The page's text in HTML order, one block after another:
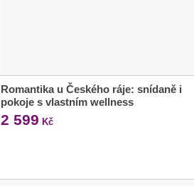
Romantika u Českého ráje: snídaně i
pokoje s vlastním wellness
2 599 Kč